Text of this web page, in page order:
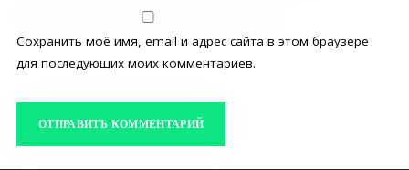
Сохранить моё имя, email и адрес сайта в этом браузере
для последующих моих комментариев.